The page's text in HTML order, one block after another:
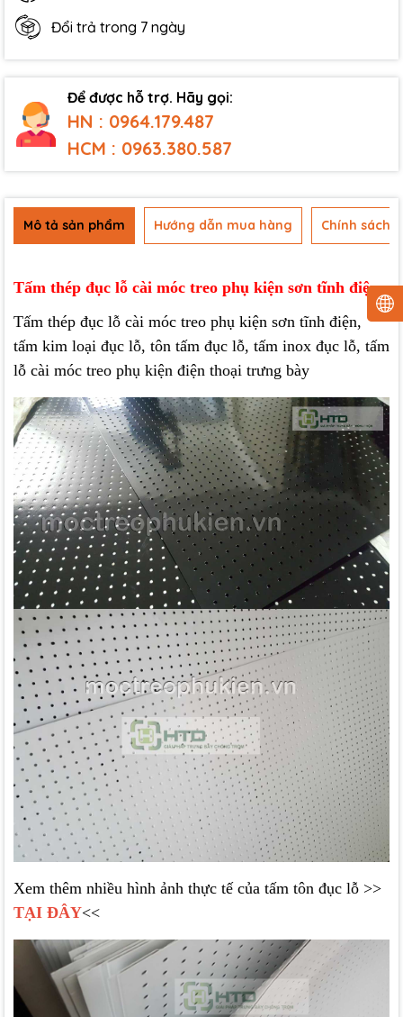
Đổi trả trong 7 ngày
Để được hỗ trợ. Hãy gọi:
HN : 0964.179.487
HCM : 0963.380.587
Mô tả sản phẩm Hướng dẫn mua hàng Chính sách
Tấm thép đục lỗ cài móc treo phụ kiện sơn tĩnh điện
Tấm thép đục lỗ cài móc treo phụ kiện sơn tĩnh điện,
tấm kim loại đục lỗ, tôn tấm đục lỗ, tấm inox đục lỗ, tấm
lỗ cài móc treo phụ kiện điện thoại trưng bày
Xem thêm nhiều hình ảnh thực tế của tấm tôn đục lỗ >>
TẠI ĐÂY<<